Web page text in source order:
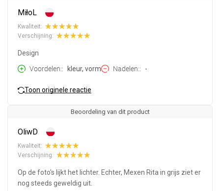
MiłoL
Kwaliteit:
Verschijning:
Design
Voordelen:
kleur, vorm Nadelen: -
Toon originele reactie
Beoordeling van dit product
OliwD
Kwaliteit:
Verschijning:
Op de foto's lijkt het lichter. Echter, Mexen Rita in grijs ziet er
nog steeds geweldig uit.